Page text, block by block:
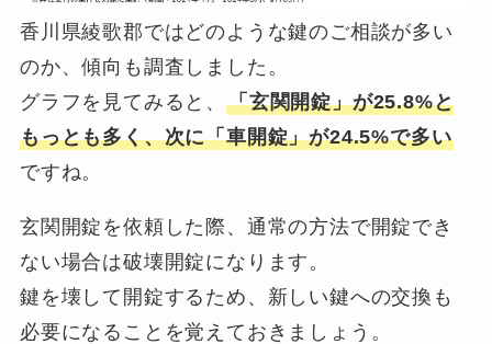
香川県綾歌郡ではどのような鍵のご相談が多い
のか、傾向も調査しました。
グラフを見てみると、 「玄関開錠」が25.8%と
もっとも多く、次に「車開錠」が24.5%で多い
ですね。
玄関開錠を依頼した際、通常の方法で開錠でき
ない場合は破壊開錠になります。
鍵を壊して開錠するため、新しい鍵への交換も
必要になることを覚えておきましょう。